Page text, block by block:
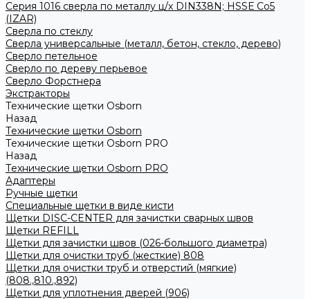
Серия 1016 сверла по металлу ц/х DIN338N; HSSЕ Со5
(IZAR)
Сверла по стеклу
Сверла универсальные (металл, бетон, стекло, дерево)
Сверло петельное
Сверло по дереву перьевое
Сверло Форстнера
Экстракторы
Технические щетки Osborn
Назад
Технические щетки Osborn
Технические щетки Osborn PRO
Назад
Технические щетки Osborn PRO
Адаптеры
Ручные щетки
Специальные щетки в виде кисти
Щетки DISC-CENTER для зачистки сварных швов
Щетки REFILL
Щетки для зачистки швов (026-большого диаметра)
Щетки для очистки труб (жесткие) 808
Щетки для очистки труб и отверстий (мягкие)
(808.,810.,892)
Щетки для уплотнения дверей (906)